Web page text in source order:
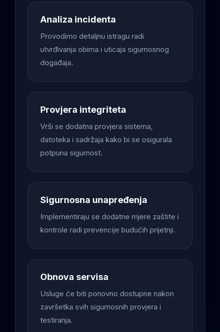
Analiza incidenta
Provodimo detaljnu istragu radi
utvrđivanja obima i uticaja sigurnosnog
događaja.
Provjera integriteta
Vrši se dodatna provjera sistema,
datoteka i sadržaja kako bi se osigurala
potpuna sigurnost.
Sigurnosna unapređenja
Implementiraju se dodatne mjere zaštite i
kontrole radi prevencije budućih prijetnji.
Obnova servisa
Usluge će biti ponovno dostupne nakon
završetka svih sigurnosnih provjera i
testiranja.